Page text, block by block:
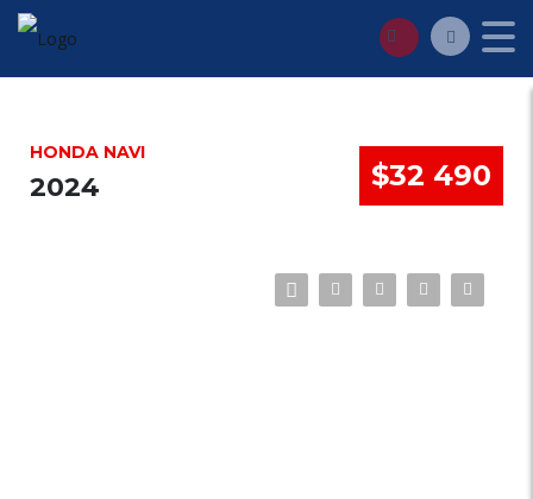
HONDA NAVI
2024 $32 490